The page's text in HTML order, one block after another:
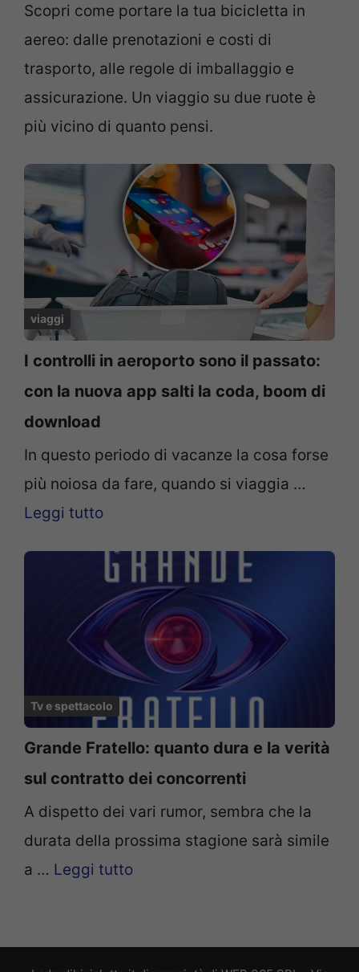
Scopri come portare la tua bicicletta in
aereo: dalle prenotazioni e costi di
trasporto, alle regole di imballaggio e
assicurazione. Un viaggio su due ruote è
più vicino di quanto pensi.
viaggi
I controlli in aeroporto sono il passato:
con la nuova app salti la coda, boom di
download
In questo periodo di vacanze la cosa forse
più noiosa da fare, quando si viaggia …
Leggi tutto
Tv e spettacolo
Grande Fratello: quanto dura e la verità
sul contratto dei concorrenti
A dispetto dei vari rumor, sembra che la
durata della prossima stagione sarà simile
a … Leggi tutto